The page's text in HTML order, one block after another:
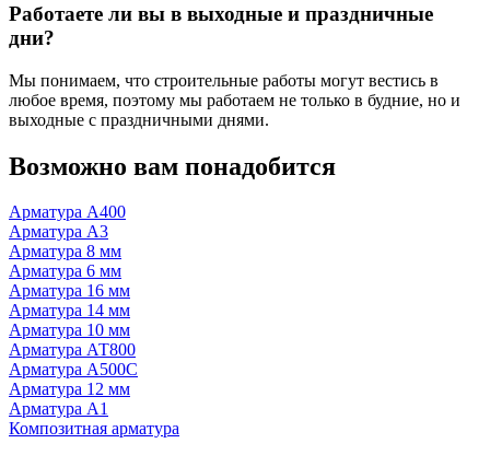
Работаете ли вы в выходные и праздничные
дни?
Мы понимаем, что строительные работы могут вестись в
любое время, поэтому мы работаем не только в будние, но и
выходные с праздничными днями.
Возможно вам понадобится
Арматура А400
Арматура А3
Арматура 8 мм
Арматура 6 мм
Арматура 16 мм
Арматура 14 мм
Арматура 10 мм
Арматура АТ800
Арматура А500С
Арматура 12 мм
Арматура А1
Композитная арматура